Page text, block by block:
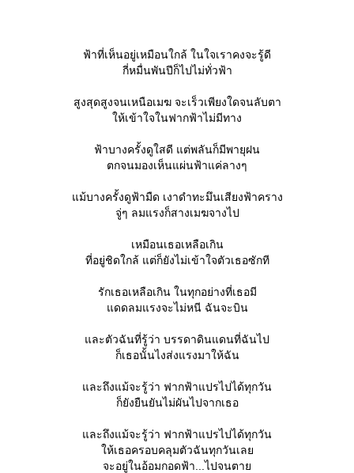
ฟ้าที่เห็นอยู่เหมือนใกล้ ในใจเราคงจะรู้ดี
กี่หมื่นพันปีก็ไปไม่ทั่วฟ้า
สูงสุดสูงจนเหนือเมฆ จะเร็วเพียงใดจนลับตา
ห้เข้าใจในฟากฟ้าไม่มีทาง
ฟ้าบางครั้งดูใสดี แต่พลันก็มีพายุฝน
ตกจนมองเห็นแผ่นฟ้าแค่ลางๆ
ม้บางครั้งดูฟ้ามืด เงาดำทะมึนเสียงฟ้าคราง
จู่ๆ ลมแรงก็สางเมฆจางไป
เหมือนเธอเหลือเกิน
ที่อยู่ชิดใกล้ แต่ก็ยังไม่เข้าใจตัวเธอซักที
รักเธอเหลือเกิน ในทุกอย่างที่เธอมี
ดดลมแรงจะไม่หนี ฉันจะบิน
ละตัวฉันที่รู้ว่า บรรดาดินแดนที่ฉันไป
ก็เธอนั้นไงส่งแรงมาให้ฉัน
ละถึงแม้จะรู้ว่า ฟากฟ้าแปรไปได้ทุกวัน
ก็ยังยืนยันไม่ผันไปจากเธอ
ละถึงแม้จะรู้ว่า ฟากฟ้าแปรไปได้ทุกวัน
ห้เธอครอบคลุมตัวฉันทุกวันเล
จะอยู่ในอ้อมกอดฟ้า...ไปจนตา